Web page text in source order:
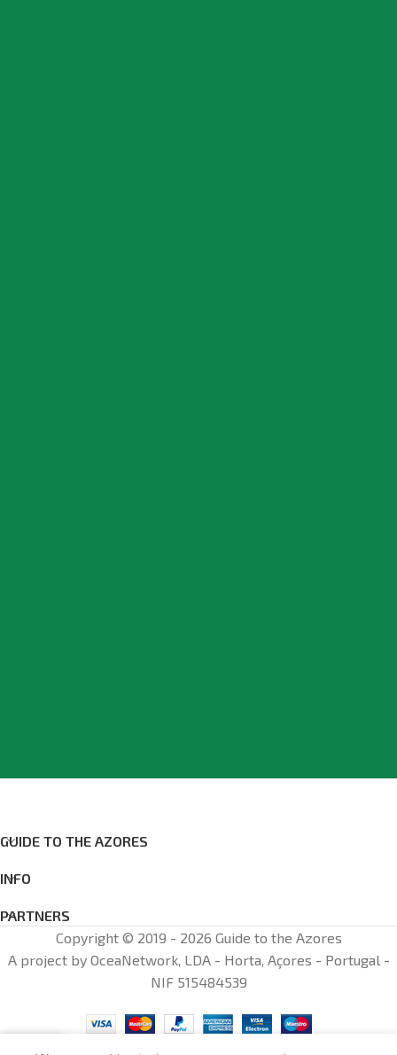
GUIDE TO THE AZORES
INFO
PARTNERS
Copyright © 2019 - 2026 Guide to the Azores
A project by OceaNetwork, LDA - Horta, Açores - Portugal -
NIF 515484539